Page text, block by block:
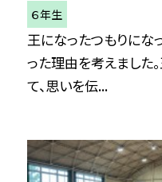
６年生
王になったつもりにな
った理由を考えました
て、思いを伝...